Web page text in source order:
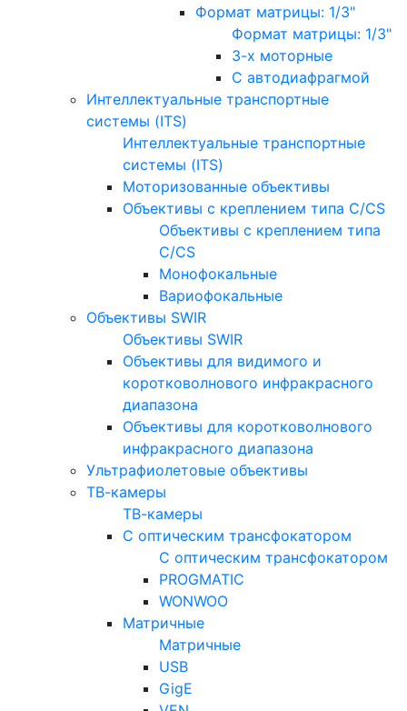
Формат матрицы: 1/3"
Формат матрицы: 1/3"
3-х моторные
С автодиафрагмой
Интеллектуальные транспортные
системы (ITS)
Интеллектуальные транспортные
системы (ITS)
Моторизованные объективы
Объективы с креплением типа C/CS
Объективы с креплением типа
C/CS
Монофокальные
Вариофокальные
Объективы SWIR
Объективы SWIR
Объективы для видимого и
коротковолнового инфракрасного
диапазона
Объективы для коротковолнового
инфракрасного диапазона
Ультрафиолетовые объективы
ТВ-камеры
ТВ-камеры
С оптическим трансфокатором
С оптическим трансфокатором
PROGMATIC
WONWOO
Матричные
Матричные
USB
GigE